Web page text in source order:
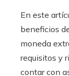
En este
beneficios
moneda
requisitos y
contar con